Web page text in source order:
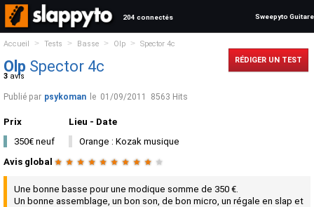
204 connectés Sweepyto Guitare
Accueil > Tests > Basse > Olp > Spector 4c
Olp Spector 4c
3 avis
RÉDIGER UN TEST
Publié par psykoman le 01/09/2011 8563 Hits
Prix
350€ neuf
Lieu - Date
Orange : Kozak musique
Avis global ★ ★ ★ ★ ★ ★ ★ ★ ★ ★
Une bonne basse pour une modique somme de 350 €.
Un bonne assemblage, un bon son, de bon micro, un régale en slap et